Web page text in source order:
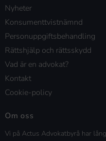
Nyheter
Konsumenttvistnämnd
Personuppgiftsbehandling
Rättshjälp och rättsskydd
Vad är en advokat?
Kontakt
Cookie-policy
Om oss
Vi på Actus Advokatbyrå har